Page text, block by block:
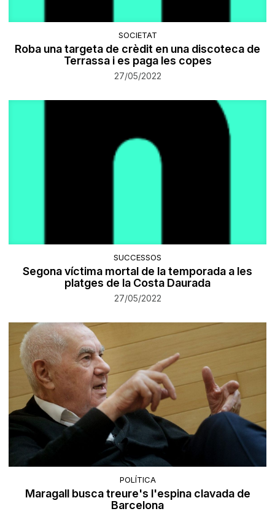
SOCIETAT
Roba una targeta de crèdit en una discoteca de
Terrassa i es paga les copes
27/05/2022
SUCCESSOS
Segona víctima mortal de la temporada a les
platges de la Costa Daurada
27/05/2022
POLÍTICA
Maragall busca treure's l'espina clavada de
Barcelona